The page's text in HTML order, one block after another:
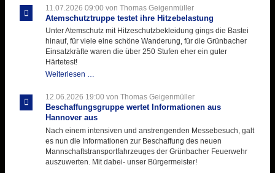
für
der
Kirmes
mit
zukunftsweisender
11.07.2026 09:00 von Thomas Geigenmüller
Atemschutztruppe testet ihre Hitzebelastung
Unter Atemschutz mit Hitzeschutzbekleidung gings die Bastei
hinauf, für viele eine schöne Wanderung, für die Grünbacher
Einsatzkräfte waren die über 250 Stufen eher ein guter
Härtetest!
Weiterlesen …
ihre
Hitzebelastung
12.06.2026 19:00 von Thomas Geigenmüller
Beschaffungsgruppe wertet Informationen aus
Hannover aus
Nach einem intensiven und anstrengenden Messebesuch, galt
es nun die Informationen zur Beschaffung des neuen
Mannschaftstransportfahrzeuges der Grünbacher Feuerwehr
auszuwerten. Mit dabei- unser Bürgermeister!